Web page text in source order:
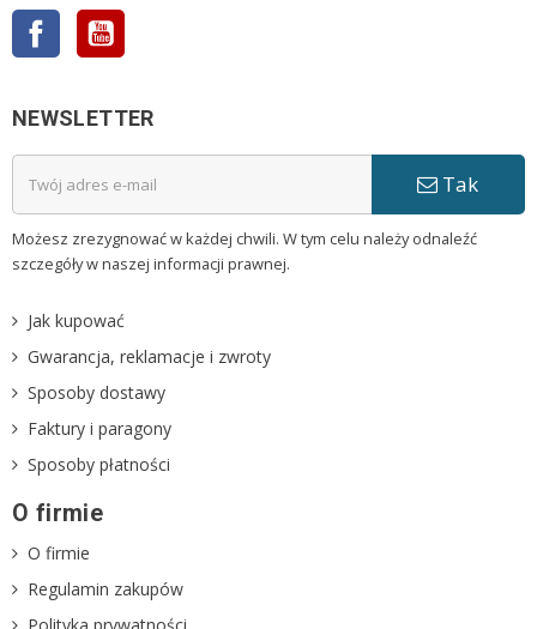
Facebook
NEWSLETTER
Tak
Możesz zrezygnować w każdej chwili. W tym celu należy odnaleźć
szczegóły w naszej informacji prawnej.
Jak kupować
Gwarancja, reklamacje i zwroty
Sposoby dostawy
Faktury i paragony
Sposoby płatności
O firmie
O firmie
Regulamin zakupów